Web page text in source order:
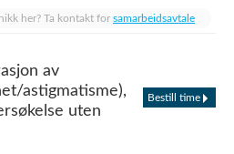
her? Ta kontakt for samarbeidsavtale
av
astigmatisme),
uten
Bestill time